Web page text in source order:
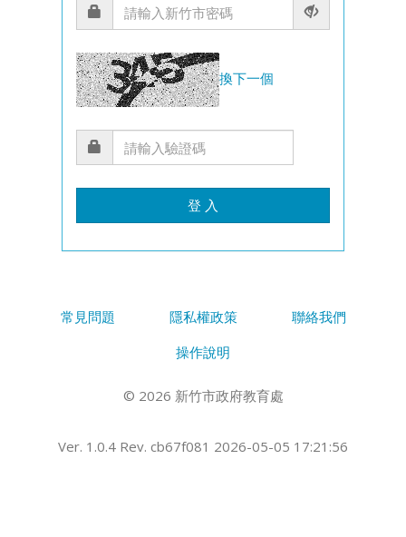
換下一個
登 入
常見問題 隱私權政策
聯絡我們
操作說明
© 2026 新竹市政府教育處
Ver. 1.0.4 Rev. cb67f081 2026-05-05 17:21:56